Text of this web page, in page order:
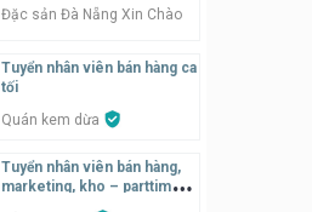
Đặc sản Đà Nẵng Xin Chào
Tuyển nhân viên bán hàng ca
tối
Quán kem dừa
Tuyển nhân viên bán hàng,
marketing, kho – parttime,